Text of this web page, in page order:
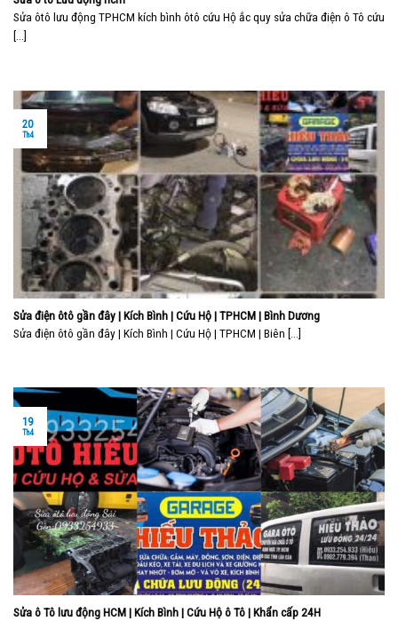
Sửa ôtô lưu động TPHCM kích bình ôtô cứu Hộ ắc quy sửa chữa điện ô Tô cứu
[...]
Sửa điện ôtô gần đây | Kích Bình | Cứu Hộ | TPHCM | Bình Dương
Sửa điện ôtô gần đây | Kích Bình | Cứu Hộ | TPHCM | Biên [...]
20
Th4
Sửa ô Tô lưu động HCM | Kích Bình | Cứu Hộ ô Tô | Khẩn cấp 24H
19
Th4